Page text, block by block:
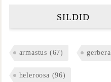
SILDID
armastus (67) gerbera
heleroosa (96)